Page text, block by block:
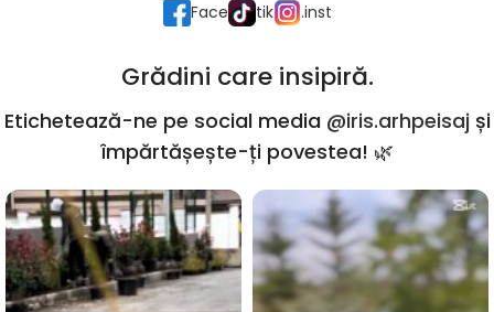
Face tik .inst
Grădini care insipiră.
Etichetează-ne pe social media @iris.arhpeisaj și
împărtășește-ți povestea! 🌿